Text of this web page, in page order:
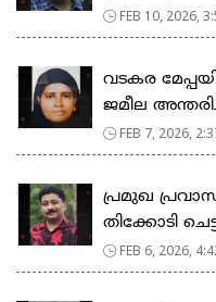
FEB 10, 2026,
വടകര
ജമീല
FEB 7, 2026,
പ്രമുഖ
തിക്കോടി
FEB 6, 2026,